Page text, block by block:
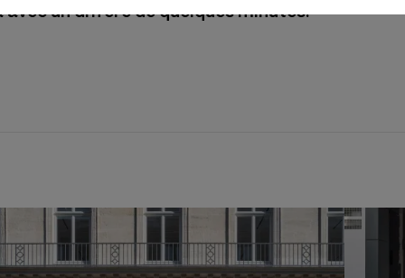
avec un différé de quelques minutes.